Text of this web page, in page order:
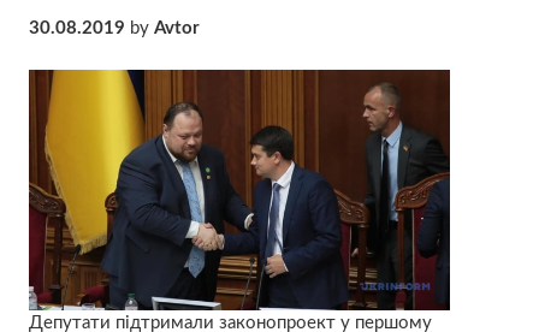
30.08.2019 by Avtor
Депутати підтримали законопроект у першому